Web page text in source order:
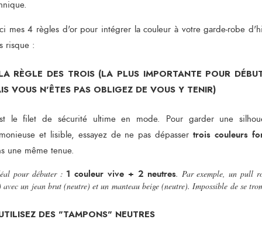
mes 4 règles d'or pour intégrer la couleur à votre garde-robe
risque :
RÈGLE DES TROIS (LA PLUS IMPORTANTE POUR
VOUS N'ÊTES PAS OBLIGEZ DE VOUS Y TENIR)
le filet de sécurité ultime en mode. Pour garder une
et lisible, essayez de ne pas dépassertrois couleurs
une même tenue.
pour débuter : 1 couleur vive + 2 neutres. Par exemple, un pull
un jean brut (neutre) et un manteau beige (neutre). Impossible de se
DES "TAMPONS" NEUTRES